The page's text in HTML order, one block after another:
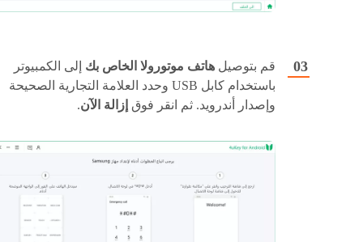
قم بتوصيل هاتف موتورولا الخاص بك إلى الكمبيوتر
باستخدام كابل USB وحدد العلامة التجارية الصحيحة
وإصدار أندرويد. ثم انقر فوق إزالة الآن.